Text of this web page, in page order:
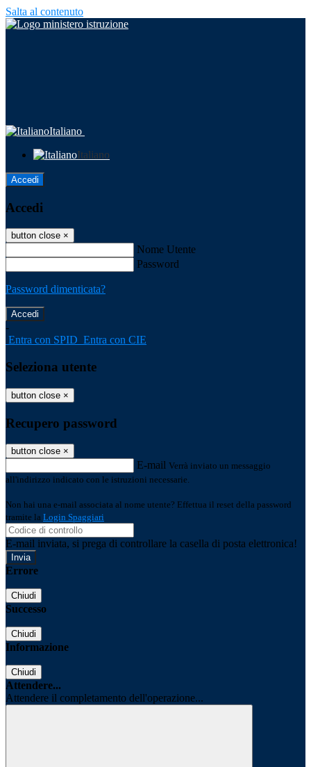
Salta al contenuto
Italiano
Italiano
Accedi
Accedi
button close ×
Nome Utente
Password
Password dimenticata?
-
Entra con SPID Entra con CIE
Seleziona utente
button close ×
Recupero password
button close ×
E-mail Verrà inviato un messaggio
all'indirizzo indicato con le istruzioni necessarie.
Non hai una e-mail associata al nome utente? Effettua il reset della password
tramite la Login Spaggiari
E-mail inviata, si prega di controllare la casella di posta elettronica!
Errore
Chiudi
Successo
Chiudi
Informazione
Chiudi
Attendere...
Attendere il completamento dell'operazione...